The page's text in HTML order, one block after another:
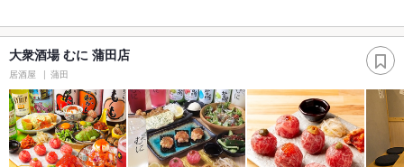
大衆酒場 むに 蒲田店
居酒屋 蒲田